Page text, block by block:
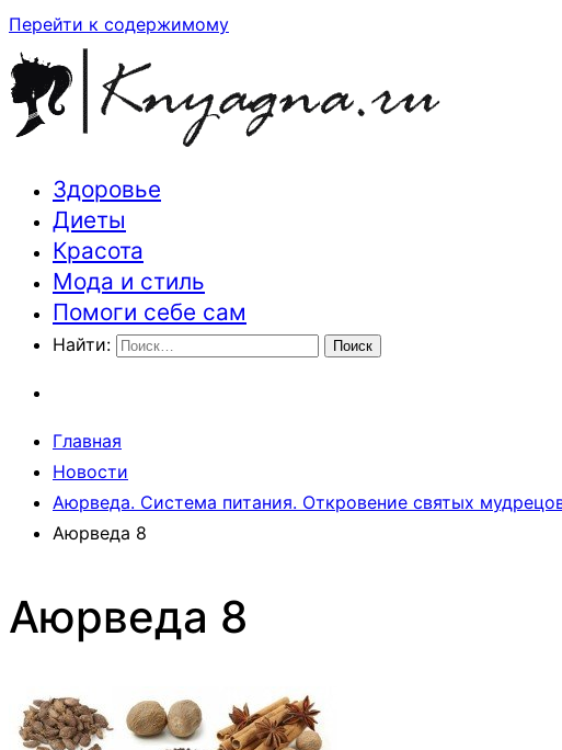
Перейти к содержимому
Траектория здоровья и красоты
Здоровье
Диеты
Красота
Мода и стиль
Помоги себе сам
Найти:
Главная
Новости
Аюрведа. Система питания. Откровение святых
Аюрведа 8
Аюрведа 8